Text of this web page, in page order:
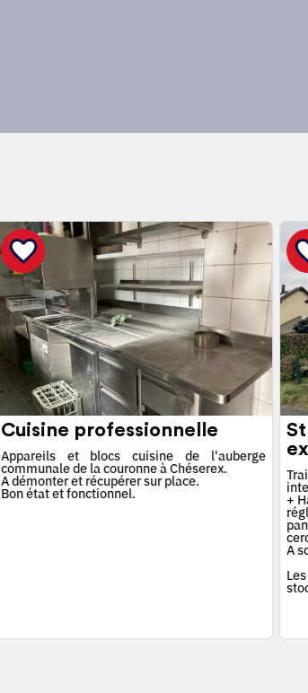
Cuisine professionnelle
Appareils et blocs cuisine de l'auberge
communale de la couronne à Chéserex.
A démonter et récupérer sur place.
Bon état et fonctionnel. +
A